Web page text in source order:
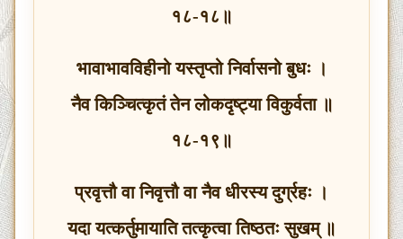
१८-१८॥
भावाभावविहीनो यस्तृप्तो निर्वासनो बुधः ।
नैव किञ्चित्कृतं तेन लोकदृष्ट्या विकुर्वता ॥
१८-१९॥
प्रवृत्तौ वा निवृत्तौ वा नैव धीरस्य दुर्ग्रहः ।
यदा यत्कर्तुमायाति तत्कृत्वा तिष्ठतः सुखम् ॥